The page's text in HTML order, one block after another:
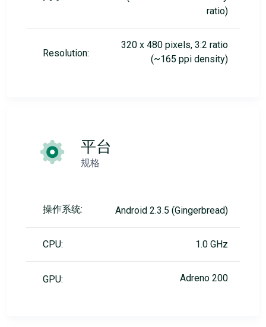
ratio)
Resolution:
320 x 480 pixels, 3:2 ratio
(~165 ppi density)
平台
规格
操作系统: Android 2.3.5 (Gingerbread)
CPU: 1.0 GHz
GPU: Adreno 200